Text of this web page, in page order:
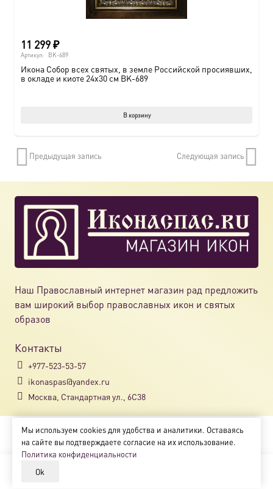
11 299₽
Артикул: BK-689
Икона Собор всех святых, в земле Российской просиявших,
в окладе и киоте 24х30 см BK-689
В корзину
Предыдущая запись Следующая запись
Наш Православный интернет магазин рад предложить
вам широкий выбор православных икон и святых
образов
Контакты
+977-523-53-57
ikonaspas@yandex.ru
Москва, Стандартная ул., 6С38
Copyright © 2018-2025
Магазин православных икон «ikonaspas.ru»
Мы используем cookies для удобства и аналитики. Оставаясь
на сайте вы подтверждаете согласие на их использование.
Политика конфиденциальности
Ok